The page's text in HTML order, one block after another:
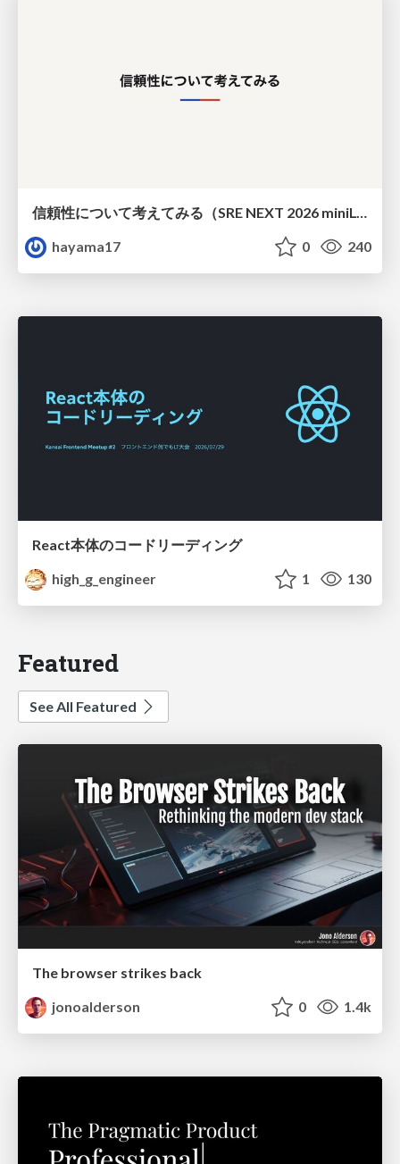
hayama17
0 240
React本体のコードリーディング
high_g_engineer
1 130
Featured
See All Featured
The browser strikes back
jonoalderson
0 1.4k